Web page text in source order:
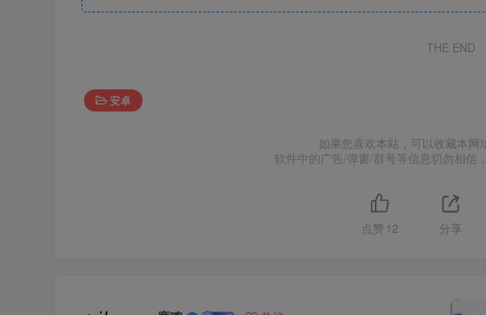
THE END
安卓
如果您喜欢本站，可以收藏本网
软件中的广告/弹窗/群号等信息切勿相信
点赞 12 分享